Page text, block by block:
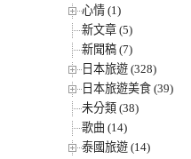
心情 (1)
新文章 (5)
新聞稿 (7)
日本旅遊 (328)
日本旅遊美食 (39)
未分類 (38)
歌曲 (14)
泰國旅遊 (14)